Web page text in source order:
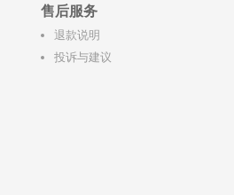
售后服务
退款说明
投诉与建议